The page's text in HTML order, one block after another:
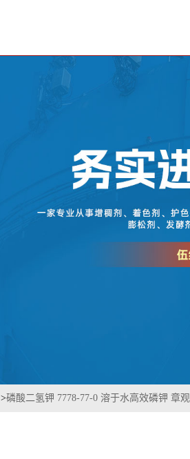
>磷酸二氢钾 7778-77-0 溶于水高效磷钾 章